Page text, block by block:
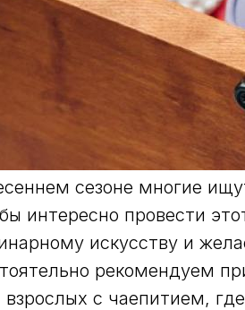
сезоне многие
интересно провести
искусству и
рекомендуем
взрослых с чаепитием,